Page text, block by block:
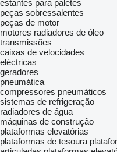
estantes para paletes
peças sobressalentes
peças de motor
motores radiadores de óleo
transmissões
caixas de velocidades
eléctricas
geradores
pneumática
compressores pneumáticos
sistemas de refrigeração
radiadores de água
máquinas de construção
plataformas elevatórias
plataformas de tesoura